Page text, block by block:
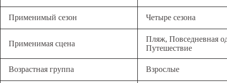
Применимый сезон Четыре сезона
Применимая сцена
Пляж, Повседневная
Путешествие
Возрастная группа Взрослые